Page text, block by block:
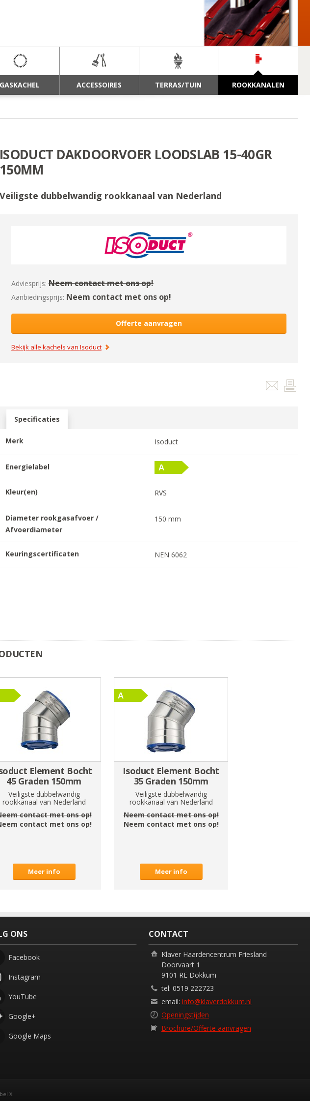
GASKACHEL ACCESSOIRES TERRAS/TUIN ROOKKANALEN
ISODUCT DAKDOORVOER LOODSLAB 15-40GR
150MM
Veiligste dubbelwandig rookkanaal van Nederland
Adviesprijs: Neem contact met ons op!
Aanbiedingsprijs: Neem contact met ons op!
Offerte aanvragen
Bekijk alle kachels van Isoduct
Specificaties
Merk Isoduct
Energielabel
Kleur(en) RVS
Diameter rookgasafvoer /
Afvoerdiameter
150 mm
Keuringscertificaten NEN 6062
Element Bocht
45 Graden 150mm
Veiligste dubbelwandig
rookkanaal van Nederland
contact met ons op!
contact met ons op!
Meer info
Isoduct Element Bocht
35 Graden 150mm
Veiligste dubbelwandig
rookkanaal van Nederland
Neem contact met ons op!
Neem contact met ons op!
Meer info
ONS
Facebook
Instagram
YouTube
Google+
Google Maps
CONTACT
Klaver Haardencentrum Friesland
Doorvaart 1
9101 RE Dokkum
tel: 0519 222723
email: info@klaverdokkum.nl
Openingstijden
Brochure/Offerte aanvragen
X.